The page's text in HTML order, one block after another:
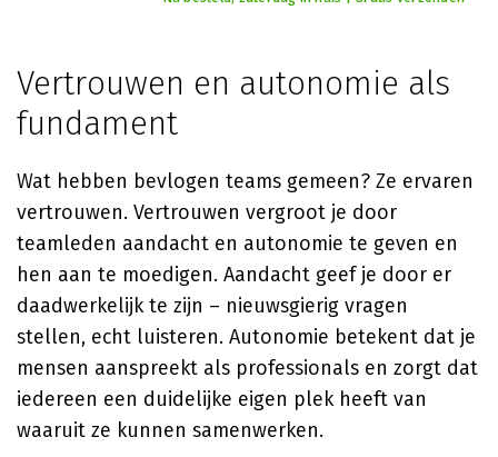
Vertrouwen en autonomie als
fundament
Wat hebben bevlogen teams gemeen? Ze ervaren
vertrouwen. Vertrouwen vergroot je door
teamleden aandacht en autonomie te geven en
hen aan te moedigen. Aandacht geef je door er
daadwerkelijk te zijn – nieuwsgierig vragen
stellen, echt luisteren. Autonomie betekent dat je
mensen aanspreekt als professionals en zorgt dat
iedereen een duidelijke eigen plek heeft van
waaruit ze kunnen samenwerken.